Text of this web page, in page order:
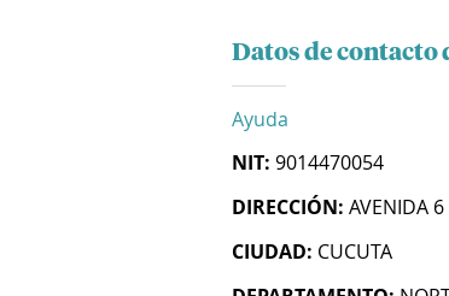
Datos de contacto
Ayuda
NIT: 9014470054
DIRECCIÓN: AVENIDA
CIUDAD: CUCUTA